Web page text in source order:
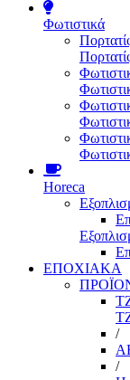
Φωτιστικά
Horeca
ΕΠΟΧΙΑΚΑ
/
/